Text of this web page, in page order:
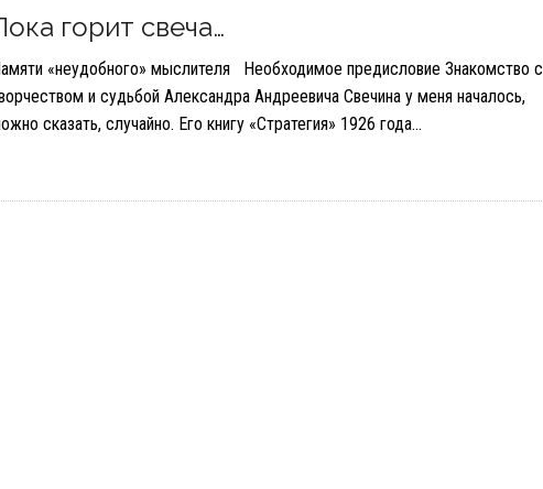
МЛРД ДЛЯ ПОКРЫТИЯ РАСХОДОВ НА КОНФЛИКТ С ИРАНОМ
горит свеча…
«неудобного» мыслителя Необходимое предисловие Знакомство с
и судьбой Александра Андреевича Свечина у меня началось,
сказать, случайно. Его книгу «Стратегия» 1926 года…